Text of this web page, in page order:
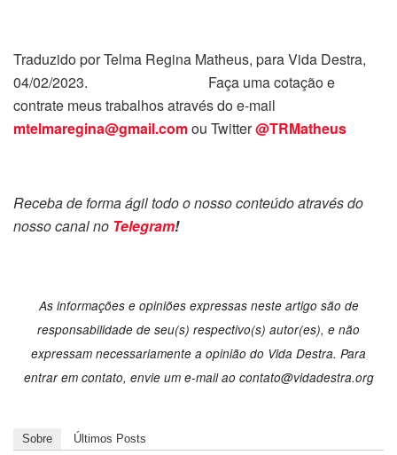
Traduzido por Telma Regina Matheus, para Vida Destra,
04/02/2023. Faça uma cotação e
contrate meus trabalhos através do e-mail
mtelmaregina@gmail.comou Twitter@TRMatheus
Receba de forma ágil todo o nosso conteúdo através do
nosso canal no Telegram!
As informações e opiniões expressas neste artigo são de
responsabilidade de seu(s) respectivo(s) autor(es), e não
expressam necessariamente a opinião do Vida Destra. Para
entrar em contato, envie um e-mail ao contato@vidadestra.org
Sobre Últimos Posts